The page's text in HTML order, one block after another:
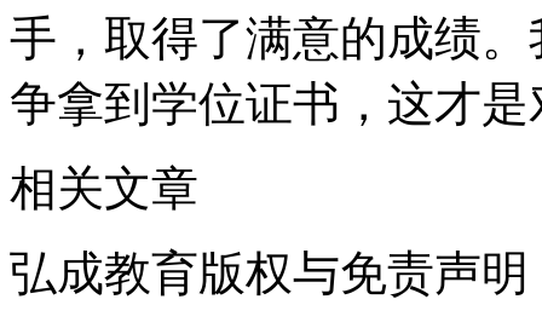
手，取得了满意的成绩
争拿到学位证书，这才
相关文章
弘成教育版权与免责声明